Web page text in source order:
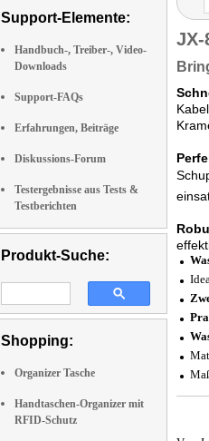
Support-Elemente:
Handbuch-, Treiber-, Video-
Downloads
Support-FAQs
Erfahrungen, Beiträge
Diskussions-Forum
Testergebnisse aus Tests &
Testberichten
Produkt-Suche:
Shopping:
Organizer Tasche
Handtaschen-Organizer mit
RFID-Schutz
JX-